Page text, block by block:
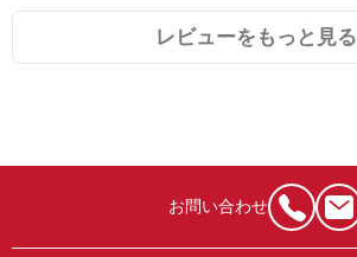
レビューをもっと見る
お問い合わせ